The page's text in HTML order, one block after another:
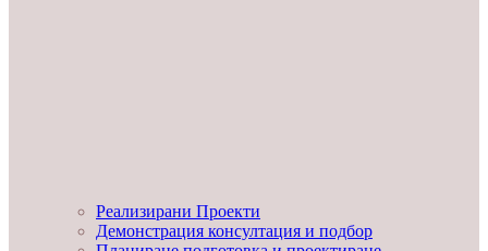
Реализирани Проекти
Демонстрация консултация и подбор